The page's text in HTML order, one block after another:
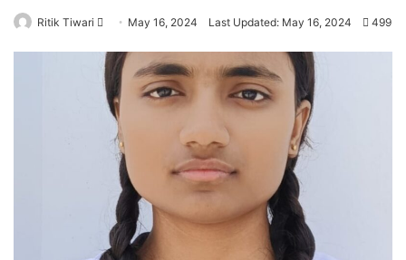
Ritik Tiwari
Send
email
May 16, 2024 Last Updated: May 16, 2024 499